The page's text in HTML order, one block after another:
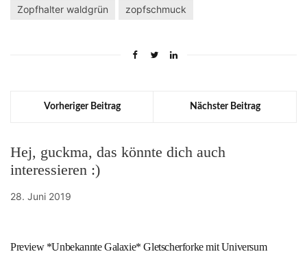
Zopfhalter waldgrün
zopfschmuck
Vorheriger Beitrag Nächster Beitrag
Hej, guckma, das könnte dich auch
interessieren :)
28. Juni 2019
Preview *Unbekannte Galaxie* Gletscherforke mit Universum